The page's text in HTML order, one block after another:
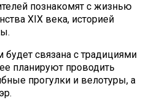
познакомят с жизнью
XIX века, историей
связана с традициями
планируют проводить
прогулки и велотуры, а